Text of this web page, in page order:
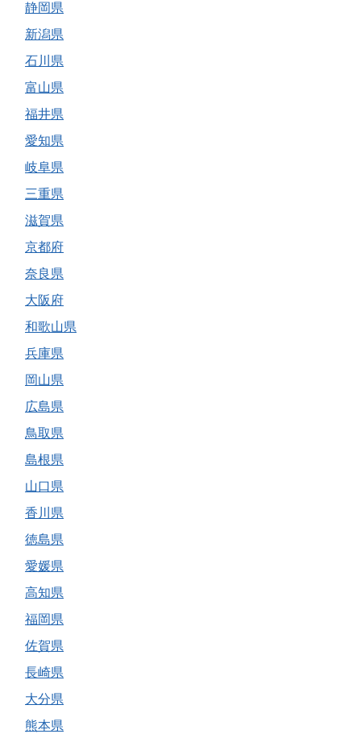
静岡県
新潟県
石川県
富山県
福井県
愛知県
岐阜県
三重県
滋賀県
京都府
奈良県
大阪府
和歌山県
兵庫県
岡山県
広島県
鳥取県
島根県
山口県
香川県
徳島県
愛媛県
高知県
福岡県
佐賀県
長崎県
大分県
熊本県